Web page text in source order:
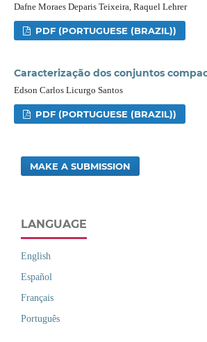
Dafne Moraes Deparis Teixeira, Raquel Lehrer
PDF (PORTUGUESE (BRAZIL))
Caracterização dos conjuntos
Edson Carlos Licurgo Santos
PDF (PORTUGUESE (BRAZIL))
MAKE A SUBMISSION
LANGUAGE
English
Español
Français
Português